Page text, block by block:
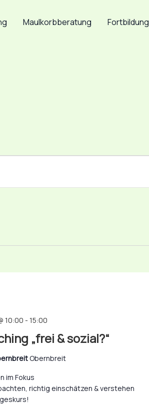
Maulkorbberatung Fortbildung
„frei & sozial?“
10:00 -15:00
Obernbreit
im Fokus
richtig einschätzen & verstehen